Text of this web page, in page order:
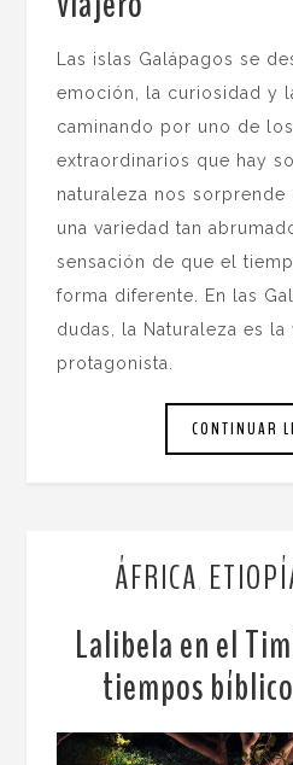
Las islas Galápagos se
emoción, la curiosidad y
caminando por uno de
extraordinarios que hay
naturaleza nos sorprende
una variedad tan
sensación de que el
forma diferente. En las
dudas, la Naturaleza es la
protagonista.
CONTINUAR
ÁFRICA
Lalibela en el
tiempos